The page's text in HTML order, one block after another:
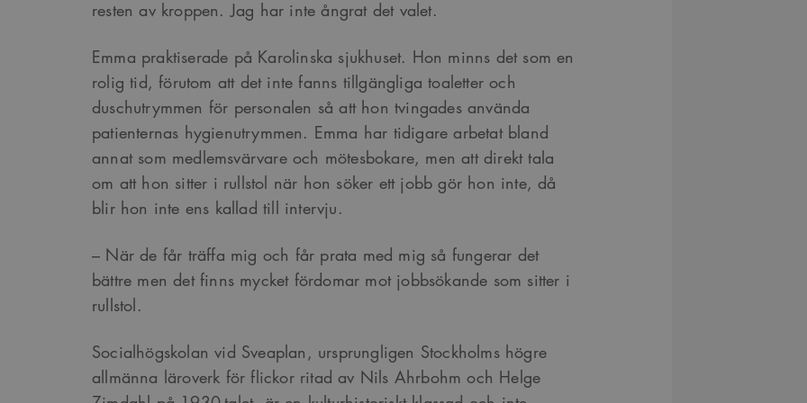
resten av kroppen. Jag har inte ångrat det valet.
Emma praktiserade på Karolinska sjukhuset. Hon minns det som en
rolig tid, förutom att det inte fanns tillgängliga toaletter och
duschutrymmen för personalen så att hon tvingades använda
patienternas hygienutrymmen. Emma har tidigare arbetat bland
annat som medlemsvärvare och mötesbokare, men att direkt tala
om att hon sitter i rullstol när hon söker ett jobb gör hon inte, då
blir hon inte ens kallad till intervju.
– När de får träffa mig och får prata med mig så fungerar det
bättre men det finns mycket fördomar mot jobbsökande som sitter i
rullstol.
Socialhögskolan vid Sveaplan, ursprungligen Stockholms högre
allmänna läroverk för flickor ritad av Nils Ahrbohm och Helge
_cs_s
Content
Square SaaS
.arkitekt.se
29
Det här är en sessionskaka. Detta är en mönstertypskaka